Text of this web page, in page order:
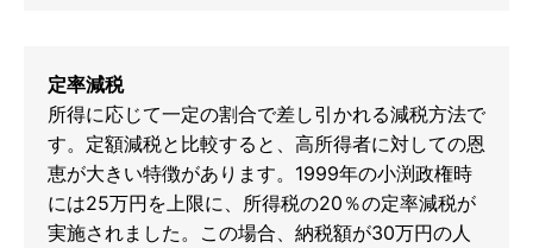
定率減税
所得に応じて一定の割合で差し引かれる減税方法で
す。定額減税と比較すると、高所得者に対しての恩
恵が大きい特徴があります。1999年の小渕政権時
には25万円を上限に、所得税の20％の定率減税が
実施されました。この場合、納税額が30万円の人